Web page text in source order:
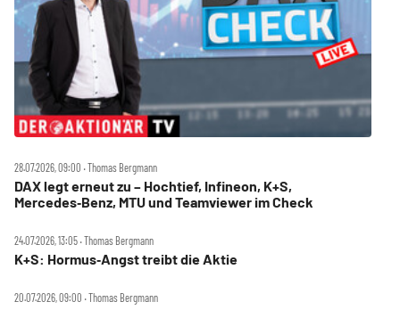
28.07.2026, 09:00 ‧ Thomas Bergmann
DAX legt erneut zu – Hochtief, Infineon, K+S,
Mercedes‑Benz, MTU und Teamviewer im Check
24.07.2026, 13:05 ‧ Thomas Bergmann
K+S: Hormus‑Angst treibt die Aktie
20.07.2026, 09:00 ‧ Thomas Bergmann